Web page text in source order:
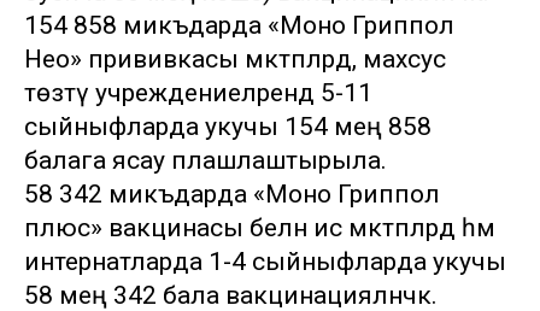
154 858 микъдарда «Моно Гриппол
Нео» прививкасы мәктәпләрдә, махсус
төзәтү учреждениеләрендә 5-11
сыйныфларда укучы 154 мең 858
балага ясау плашлаштырыла.
58 342 микъдарда «Моно Гриппол
плюс» вакцинасы белән исә мәктәпләрдә һәм
интернатларда 1-4 сыйныфларда укучы
58 мең 342 бала вакцинацияләнәчәк.